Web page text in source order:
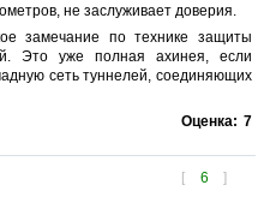
не заслуживает доверия.
замечание по технике защиты
Это уже полная ахинея, если
сеть туннелей, соединяющих
Оценка: 7
[ 6 ]